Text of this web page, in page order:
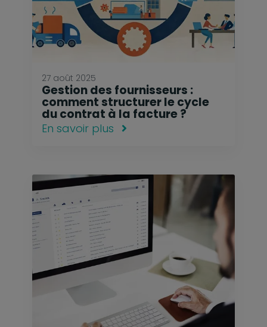
27 août 2025
Gestion des fournisseurs :
comment structurer le cycle
du contrat à la facture ?
En savoir plus